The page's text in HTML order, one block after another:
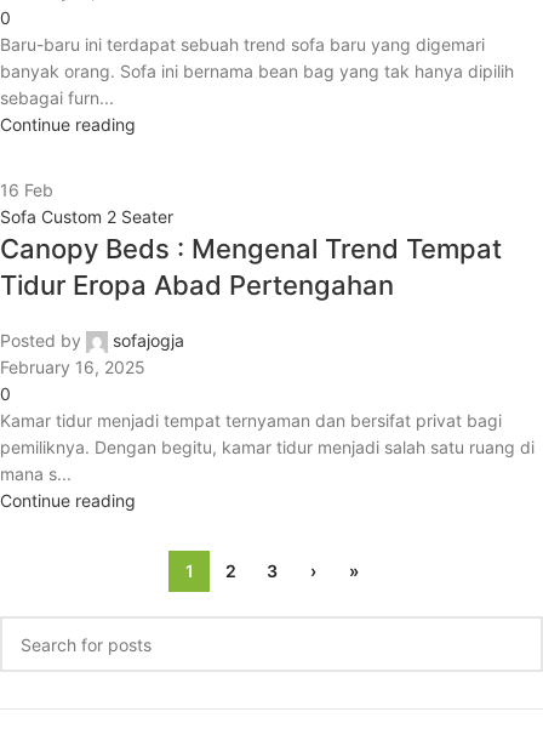
0
Baru-baru ini terdapat sebuah trend sofa baru yang digemari
banyak orang. Sofa ini bernama bean bag yang tak hanya dipilih
sebagai furn...
Continue reading
16 Feb
Sofa Custom 2 Seater
Canopy Beds : Mengenal Trend Tempat
Tidur Eropa Abad Pertengahan
Posted by
sofajogja
February 16, 2025
0
Kamar tidur menjadi tempat ternyaman dan bersifat privat bagi
pemiliknya. Dengan begitu, kamar tidur menjadi salah satu ruang di
mana s...
Continue reading
1 2 3 › »